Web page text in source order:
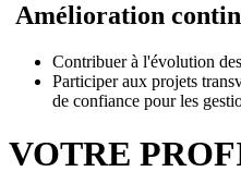
Amélioration
Contribuer à l'évolution
Participer aux projets
de confiance pour les
VOTRE